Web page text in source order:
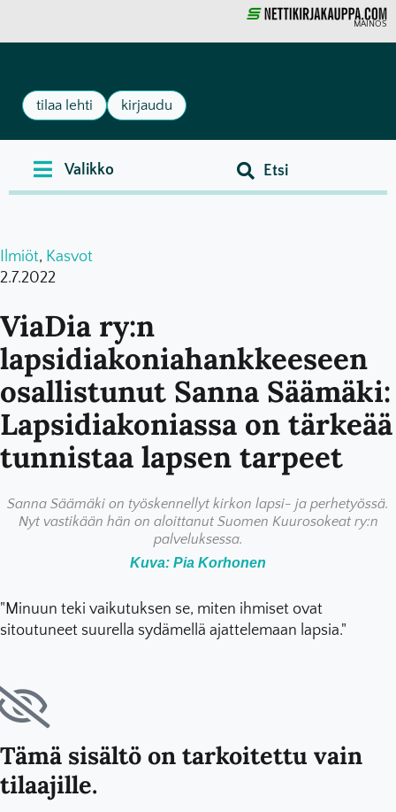
MAINOS
tilaa lehti kirjaudu
Ilmiöt, Kasvot
2.7.2022
ViaDia ry:n
lapsidiakoniahankkeeseen
osallistunut Sanna Säämäki:
Lapsidiakoniassa on tärkeää
tunnistaa lapsen tarpeet
Sanna Säämäki on työskennellyt kirkon lapsi- ja perhetyössä.
Nyt vastikään hän on aloittanut Suomen Kuurosokeat ry:n
palveluksessa.
Kuva: Pia Korhonen
"Minuun teki vaikutuksen se, miten ihmiset ovat
sitoutuneet suurella sydämellä ajattelemaan lapsia."
Tämä sisältö on tarkoitettu vain
tilaajille.